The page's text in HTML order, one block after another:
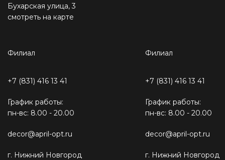
Бухарская улица, 3
смотреть на карте
Филиал
+7 (831) 416 13 41
График работы:
пн-вс: 8.00 - 20.00
decor@april-opt.ru
г. Нижний Новгород
Филиал
+7 (831) 416 13 41
График работы:
пн-вс: 8.00 - 20.00
decor@april-opt.ru
г. Нижний Новгород